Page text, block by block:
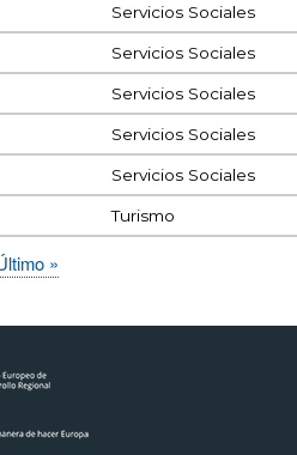
Servicios Sociales
Servicios Sociales
Servicios Sociales
Servicios Sociales
Servicios Sociales
Turismo
»